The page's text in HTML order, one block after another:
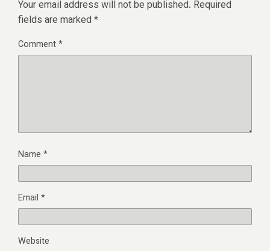
Your email address will not be published. Required
fields are marked *
Comment*
Name *
Email *
Website